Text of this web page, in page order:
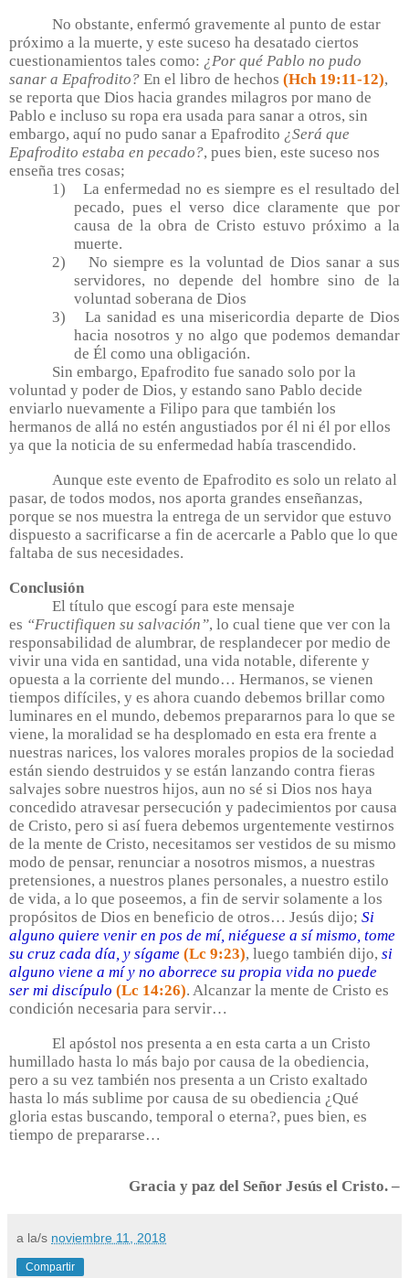
No obstante, enfermó gravemente al punto de estar
próximo a la muerte, y este suceso ha desatado ciertos
cuestionamientos tales como: ¿Por qué Pablo no pudo
sanar a Epafrodito? En el libro de hechos (Hch 19:11-12),
se reporta que Dios hacia grandes milagros por mano de
Pablo e incluso su ropa era usada para sanar a otros, sin
embargo, aquí no pudo sanar a Epafrodito ¿Será que
Epafrodito estaba en pecado?, pues bien, este suceso nos
enseña tres cosas;
1)
La enfermedad no es siempre es el resultado del
pecado, pues el verso dice claramente que por
causa de la obra de Cristo estuvo próximo a la
muerte.
2)
No siempre es la voluntad de Dios sanar a sus
servidores, no depende del hombre sino de la
voluntad soberana de Dios
3)
La sanidad es una misericordia departe de Dios
hacia nosotros y no algo que podemos demandar
de Él como una obligación.
Sin embargo, Epafrodito fue sanado solo por la
voluntad y poder de Dios, y estando sano Pablo decide
enviarlo nuevamente a Filipo para que también los
hermanos de allá no estén angustiados por él ni él por ellos
ya que la noticia de su enfermedad había trascendido.
Aunque este evento de Epafrodito es solo un relato al
pasar, de todos modos, nos aporta grandes enseñanzas,
porque se nos muestra la entrega de un servidor que estuvo
dispuesto a sacrificarse a fin de acercarle a Pablo que lo que
faltaba de sus necesidades.
Conclusión
El título que escogí para este mensaje
es “Fructifiquen su salvación”, lo cual tiene que ver con la
responsabilidad de alumbrar, de resplandecer por medio de
vivir una vida en santidad, una vida notable, diferente y
opuesta a la corriente del mundo… Hermanos, se vienen
tiempos difíciles, y es ahora cuando debemos brillar como
luminares en el mundo, debemos prepararnos para lo que se
viene, la moralidad se ha desplomado en esta era frente a
nuestras narices, los valores morales propios de la sociedad
están siendo destruidos y se están lanzando contra fieras
salvajes sobre nuestros hijos, aun no sé si Dios nos haya
concedido atravesar persecución y padecimientos por causa
de Cristo, pero si así fuera debemos urgentemente vestirnos
de la mente de Cristo, necesitamos ser vestidos de su mismo
modo de pensar, renunciar a nosotros mismos, a nuestras
pretensiones, a nuestros planes personales, a nuestro estilo
de vida, a lo que poseemos, a fin de servir solamente a los
propósitos de Dios en beneficio de otros… Jesús dijo; Si
alguno quiere venir en pos de mí, niéguese a sí mismo, tome
su cruz cada día, y sígame (Lc 9:23), luego también dijo, si
alguno viene a mí y no aborrece su propia vida no puede
ser mi discípulo (Lc 14:26). Alcanzar la mente de Cristo es
condición necesaria para servir…
El apóstol nos presenta a en esta carta a un Cristo
humillado hasta lo más bajo por causa de la obediencia,
pero a su vez también nos presenta a un Cristo exaltado
hasta lo más sublime por causa de su obediencia ¿Qué
gloria estas buscando, temporal o eterna?, pues bien, es
tiempo de prepararse…
Gracia y paz del Señor Jesús el Cristo. –
a la/s noviembre 11, 2018
Compartir